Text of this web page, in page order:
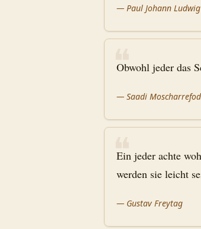
— Paul Johann
❝
Obwohl jeder das
— Saadi
❝
Ein jeder achte
werden sie leicht
— Gustav Freytag